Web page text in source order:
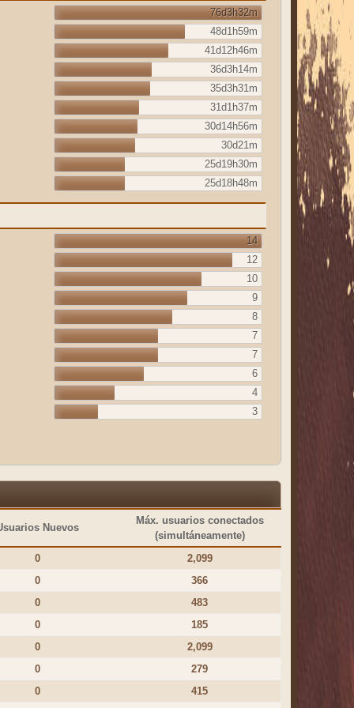
76d3h32m
48d1h59m
41d12h46m
36d3h14m
35d3h31m
31d1h37m
30d14h56m
30d21m
25d19h30m
25d18h48m
14
12
10
9
8
7
7
6
4
3
Nuevos
Máx. usuarios conectados
(simultáneamente)
0
2,099
0
366
0
483
0
185
0
2,099
0
279
0
415